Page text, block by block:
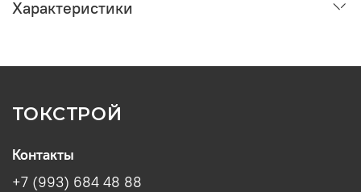
Характеристики
ТОКСТРОЙ
Контакты
+7 (993) 684 48 88